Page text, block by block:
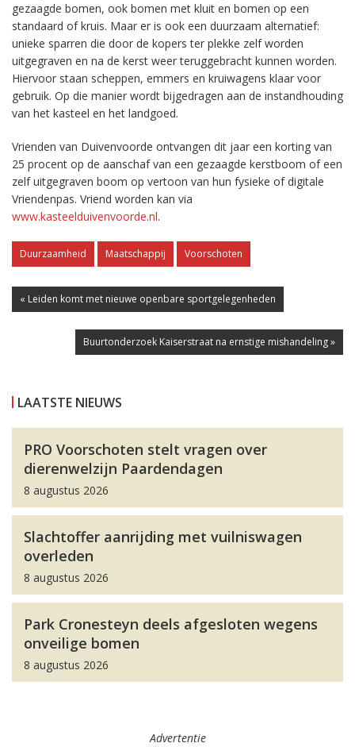
gezaagde bomen, ook bomen met kluit en bomen op een
standaard of kruis. Maar er is ook een duurzaam alternatief:
unieke sparren die door de kopers ter plekke zelf worden
uitgegraven en na de kerst weer teruggebracht kunnen worden.
Hiervoor staan scheppen, emmers en kruiwagens klaar voor
gebruik. Op die manier wordt bijgedragen aan de instandhouding
van het kasteel en het landgoed.
Vrienden van Duivenvoorde ontvangen dit jaar een korting van
25 procent op de aanschaf van een gezaagde kerstboom of een
zelf uitgegraven boom op vertoon van hun fysieke of digitale
Vriendenpas. Vriend worden kan via
www.kasteelduivenvoorde.nl.
Duurzaamheid Maatschappij Voorschoten
« Leiden komt met nieuwe openbare sportgelegenheden
Buurtonderzoek Kaiserstraat na ernstige mishandeling »
LAATSTE NIEUWS
PRO Voorschoten stelt vragen over
dierenwelzijn Paardendagen
8 augustus 2026
Slachtoffer aanrijding met vuilniswagen
overleden
8 augustus 2026
Park Cronesteyn deels afgesloten wegens
onveilige bomen
8 augustus 2026
Advertentie